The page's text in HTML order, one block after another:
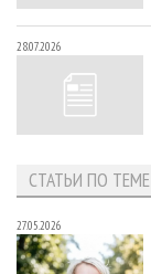
28.07.2026
СТАТЬИ ПО ТЕМЕ
27.05.2026